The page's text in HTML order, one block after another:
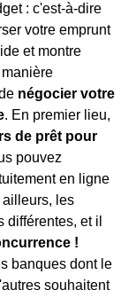
: c'est-à-dire
votre emprunt
et montre
négocier votre
. En premier lieu,
de prêt pour
pouvez
en ligne
ailleurs, les
différentes, et il
!
banques dont le
souhaitent